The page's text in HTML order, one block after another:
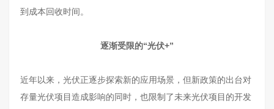
到成本回收时间。
逐渐受限的“光伏+”
近年以来，光伏正逐步探索新的应用场景，但新政策的出台对
存量光伏项目造成影响的同时，也限制了未来光伏项目的开发